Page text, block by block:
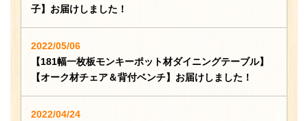
子】お届けしました！
2022/05/06
【181幅一枚板モンキーポット材ダイニングテーブル】
【オーク材チェア＆背付ベンチ】お届けしました！
2022/04/24